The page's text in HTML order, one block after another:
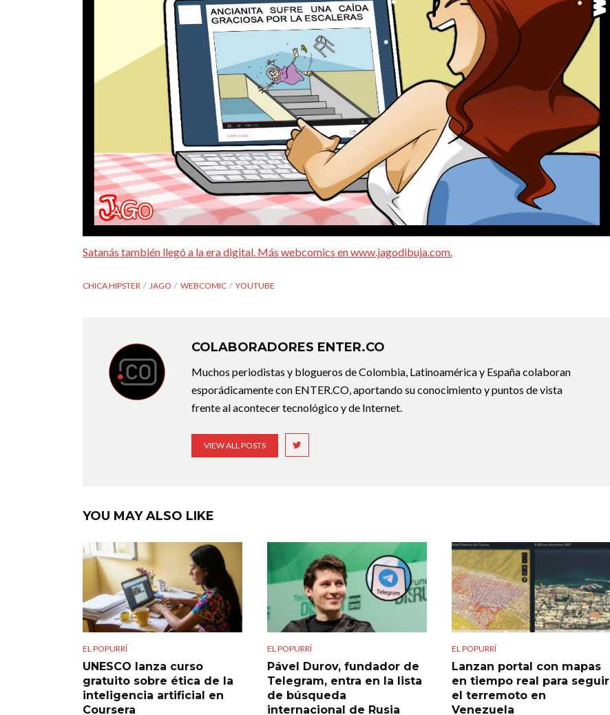
Satanás también llegó a la era digital. Más webcomics en www.jagodibuja.com.
CHICA HIPSTER JAGO WEBCOMIC YOUTUBE
COLABORADORES ENTER.CO
Muchos periodistas y blogueros de Colombia, Latinoamérica y España colaboran
esporádicamente con ENTER.CO, aportando su conocimiento y puntos de vista
frente al acontecer tecnológico y de Internet.
VIEW ALL POSTS
YOU MAY ALSO LIKE
EL POPURRÍ
UNESCO lanza curso
gratuito sobre ética de la
inteligencia artificial en
Coursera
EL POPURRÍ
Pável Durov, fundador de
Telegram, entra en la lista
de búsqueda
internacional de Rusia
EL POPURRÍ
Lanzan portal con mapas
en tiempo real para seguir
el terremoto en
Venezuela